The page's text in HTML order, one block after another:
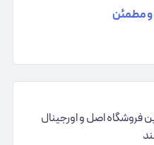
و مطمئن
فروشگاه اصل و اورجینال